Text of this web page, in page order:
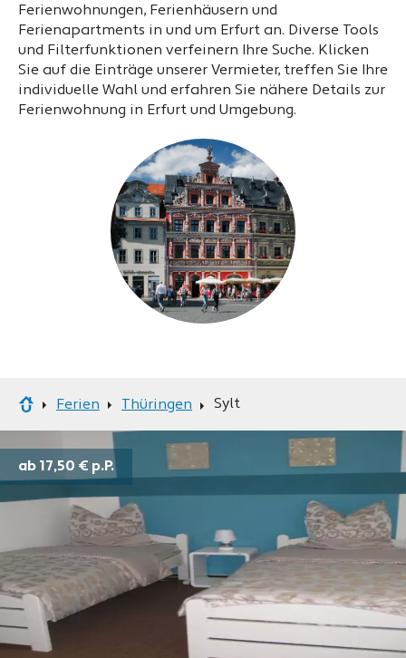
Ferienwohnungen, Ferienhäusern und
Ferienapartments in und um Erfurt an. Diverse Tools
und Filterfunktionen verfeinern Ihre Suche. Klicken
Sie auf die Einträge unserer Vermieter, treffen Sie Ihre
individuelle Wahl und erfahren Sie nähere Details zur
Ferienwohnung in Erfurt und Umgebung.
Ferien Thüringen Sylt
ab 17,50 € p.P.